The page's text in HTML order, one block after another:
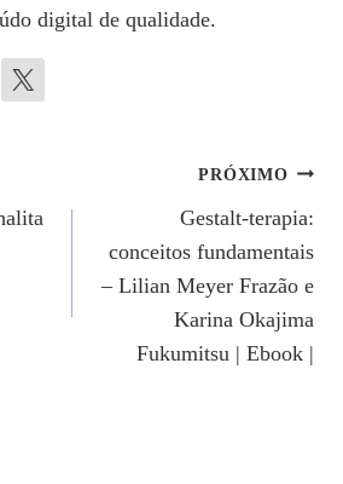
digital de qualidade.
PRÓXIMO
Gestalt-terapia:
conceitos fundamentais
– Lilian Meyer Frazão e
Karina Okajima
Fukumitsu | Ebook |